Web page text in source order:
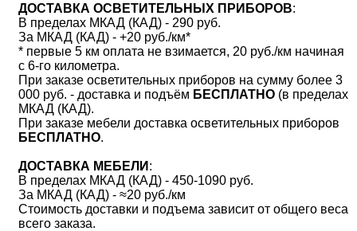
ДОСТАВКА ОСВЕТИТЕЛЬНЫХ ПРИБОРОВ:
В пределах МКАД (КАД) - 290 руб.
За МКАД (КАД) - +20 руб./км*
* первые 5 км оплата не взимается, 20 руб./км начиная
с 6-го километра.
При заказе осветительных приборов на сумму более 3
000 руб. - доставка и подъём БЕСПЛАТНО (в пределах
МКАД (КАД).
При заказе мебели доставка осветительных приборов
БЕСПЛАТНО.
ДОСТАВКА МЕБЕЛИ :
В пределах МКАД (КАД) - 450-1090 руб.
За МКАД (КАД) - ≈20 руб./км
Стоимость доставки и подъема зависит от общего веса
всего заказа.